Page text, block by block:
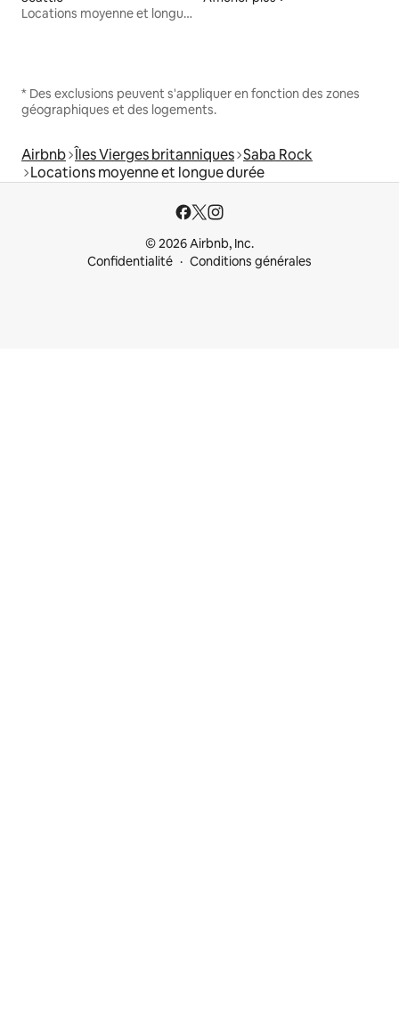
Locations moyenne et longue durée
* Des exclusions peuvent s'appliquer en fonction des zones
géographiques et des logements.
Airbnb Îles Vierges britanniques Saba Rock
Locations moyenne et longue durée
© 2026 Airbnb, Inc.
Confidentialité
Conditions générales